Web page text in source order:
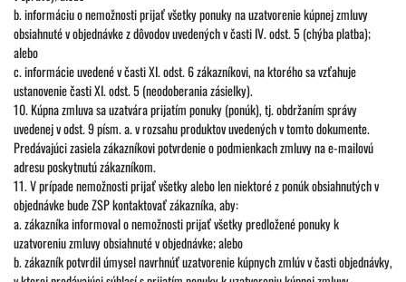
b. informáciu o nemožnosti prijať všetky ponuky na uzatvorenie kúpnej zmluvy
obsiahnuté v objednávke z dôvodov uvedených v časti IV. odst. 5 (chýba platba);
alebo
c. informácie uvedené v časti XI. odst. 6 zákazníkovi, na ktorého sa vzťahuje
ustanovenie časti XI. odst. 5 (neodoberania zásielky).
10. Kúpna zmluva sa uzatvára prijatím ponuky (ponúk), tj. obdržaním správy
uvedenej v odst. 9 písm. a. v rozsahu produktov uvedených v tomto dokumente.
Predávajúci zasiela zákazníkovi potvrdenie o podmienkach zmluvy na e-mailovú
adresu poskytnutú zákazníkom.
11. V prípade nemožnosti prijať všetky alebo len niektoré z ponúk obsiahnutých v
objednávke bude ZSP kontaktovať zákazníka, aby:
a. zákazníka informoval o nemožnosti prijať všetky predložené ponuky k
uzatvoreniu zmluvy obsiahnuté v objednávke; alebo
b. zákazník potvrdil úmysel navrhnúť uzatvorenie kúpnych zmlúv v časti objednávky,